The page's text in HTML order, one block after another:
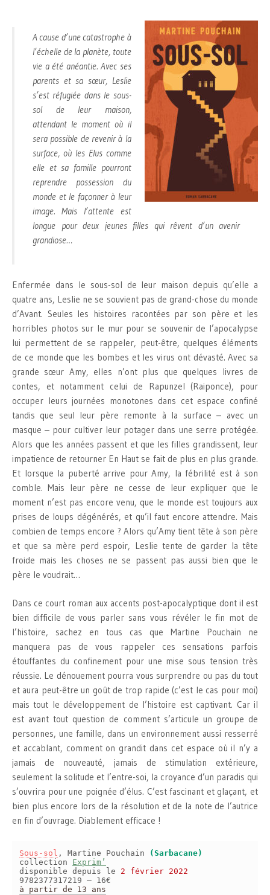
A cause d’une catastrophe à
l’échelle de la planète, toute
vie a été anéantie. Avec ses
parents et sa sœur, Leslie
s’est réfugiée dans le sous-
sol de leur maison,
attendant le moment où il
sera possible de revenir à la
surface, où les Elus comme
elle et sa famille pourront
reprendre possession du
monde et le façonner à leur
image. Mais l’attente est
longue pour deux jeunes filles qui rêvent d’un avenir
grandiose…
Enfermée dans le sous-sol de leur maison depuis qu’elle a
quatre ans, Leslie ne se souvient pas de grand-chose du monde
d’Avant. Seules les histoires racontées par son père et les
horribles photos sur le mur pour se souvenir de l’apocalypse
lui permettent de se rappeler, peut-être, quelques éléments
de ce monde que les bombes et les virus ont dévasté. Avec sa
grande sœur Amy, elles n’ont plus que quelques livres de
contes, et notamment celui de Rapunzel (Raiponce), pour
occuper leurs journées monotones dans cet espace confiné
tandis que seul leur père remonte à la surface – avec un
masque – pour cultiver leur potager dans une serre protégée.
Alors que les années passent et que les filles grandissent, leur
impatience de retourner En Haut se fait de plus en plus grande.
Et lorsque la puberté arrive pour Amy, la fébrilité est à son
comble. Mais leur père ne cesse de leur expliquer que le
moment n’est pas encore venu, que le monde est toujours aux
prises de loups dégénérés, et qu’il faut encore attendre. Mais
combien de temps encore ? Alors qu’Amy tient tête à son père
et que sa mère perd espoir, Leslie tente de garder la tête
froide mais les choses ne se passent pas aussi bien que le
père le voudrait…
Dans ce court roman aux accents post-apocalyptique dont il est
bien difficile de vous parler sans vous révéler le fin mot de
l’histoire, sachez en tous cas que Martine Pouchain ne
manquera pas de vous rappeler ces sensations parfois
étouffantes du confinement pour une mise sous tension très
réussie. Le dénouement pourra vous surprendre ou pas du tout
et aura peut-être un goût de trop rapide (c’est le cas pour moi)
mais tout le développement de l’histoire est captivant. Car il
est avant tout question de comment s’articule un groupe de
personnes, une famille, dans un environnement aussi resserré
et accablant, comment on grandit dans cet espace où il n’y a
jamais de nouveauté, jamais de stimulation extérieure,
seulement la solitude et l’entre-soi, la croyance d’un paradis qui
s’ouvrira pour une poignée d’élus. C’est fascinant et glaçant, et
bien plus encore lors de la résolution et de la note de l’autrice
en fin d’ouvrage. Diablement efficace !
Sous-sol , Martine Pouchain
(Sarbacane)
collection Exprim’
disponible depuis le 2 février 2022
9782377317219 – 16€
à partir de 13 ans